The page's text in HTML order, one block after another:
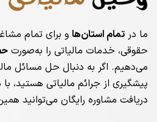
ما در تمام استان‌ها و برای تمام
حقوقی، خدمات مالیاتی را به‌صورت
می‌دهیم. اگر به دنبال حل مسائل
پیشگیری از جرائم مالیاتی هستید،
دریافت مشاوره رایگان می‌توانید